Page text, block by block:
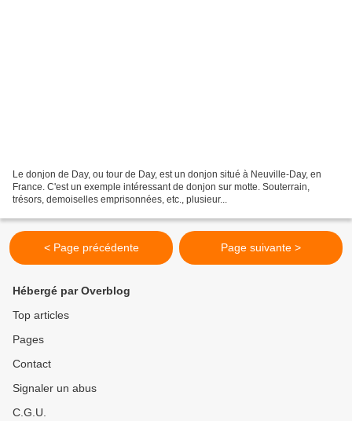
Le donjon de Day, ou tour de Day, est un donjon situé à Neuville-Day, en
France. C'est un exemple intéressant de donjon sur motte. Souterrain,
trésors, demoiselles emprisonnées, etc., plusieur...
< Page précédente Page suivante >
Hébergé par Overblog
Top articles
Pages
Contact
Signaler un abus
C.G.U.